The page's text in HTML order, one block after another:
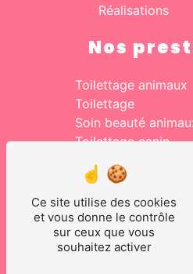
Réalisations
Nos
Toilettage animaux
Toilettage
Soin beauté
Toilettage canin
Vente accessoires
Toilettage pour chien
Toilettage chats
Ce site utilise des cookies
et vous donne le contrôle
sur ceux que vous
souhaitez activer